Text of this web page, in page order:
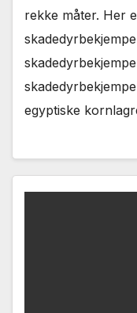
rekke måter. Her
egyptiske